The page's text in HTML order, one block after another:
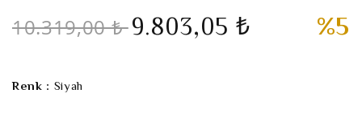
10.319,00 ₺9.803,05 ₺ %5
Renk : Siyah